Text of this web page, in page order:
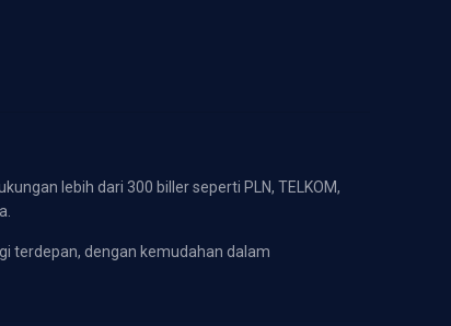
lebih dari 300 biller seperti PLN, TELKOM,
terdepan, dengan kemudahan dalam